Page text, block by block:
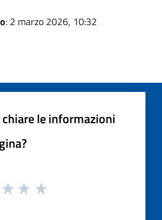
: 2 marzo 2026, 10:32
le informazioni